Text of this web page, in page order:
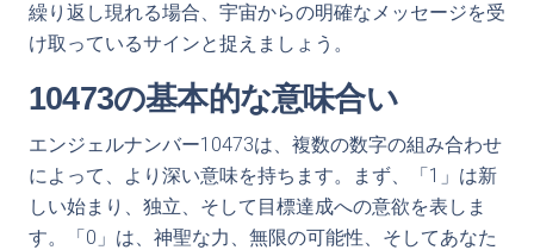
繰り返し現れる場合、宇宙からの明確なメッセージを受
け取っているサインと捉えましょう。
10473の基本的な意味合い
エンジェルナンバー10473は、複数の数字の組み合わせ
によって、より深い意味を持ちます。まず、「1」は新
しい始まり、独立、そして目標達成への意欲を表しま
す。「0」は、神聖な力、無限の可能性、そしてあなた